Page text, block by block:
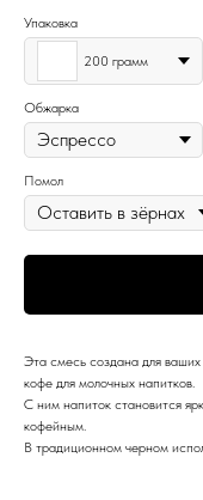
Упаковка
200 грамм
Обжарка
Помол
Эта смесь создана для
кофе для молочных напитков.
С ним напиток становится
кофейным.
В традиционном черном